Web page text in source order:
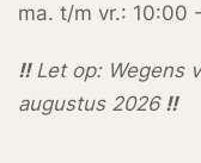
ma. t/m vr.: 10:00
!!Let op: Wegens
augustus 2026 !!